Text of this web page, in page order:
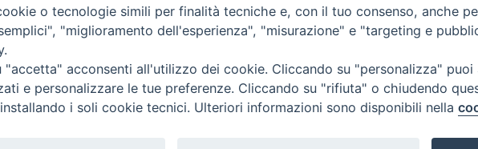
o tecnologie simili per finalità tecniche e, con il tuo consenso, anche
"miglioramento dell'esperienza", "misurazione" e "targeting e
"accetta" acconsenti all'utilizzo dei cookie. Cliccando su "personalizza"
e personalizzare le tue preferenze. Cliccando su "rifiuta" o chiudendo
i soli cookie tecnici. Ulteriori informazioni sono disponibili nella